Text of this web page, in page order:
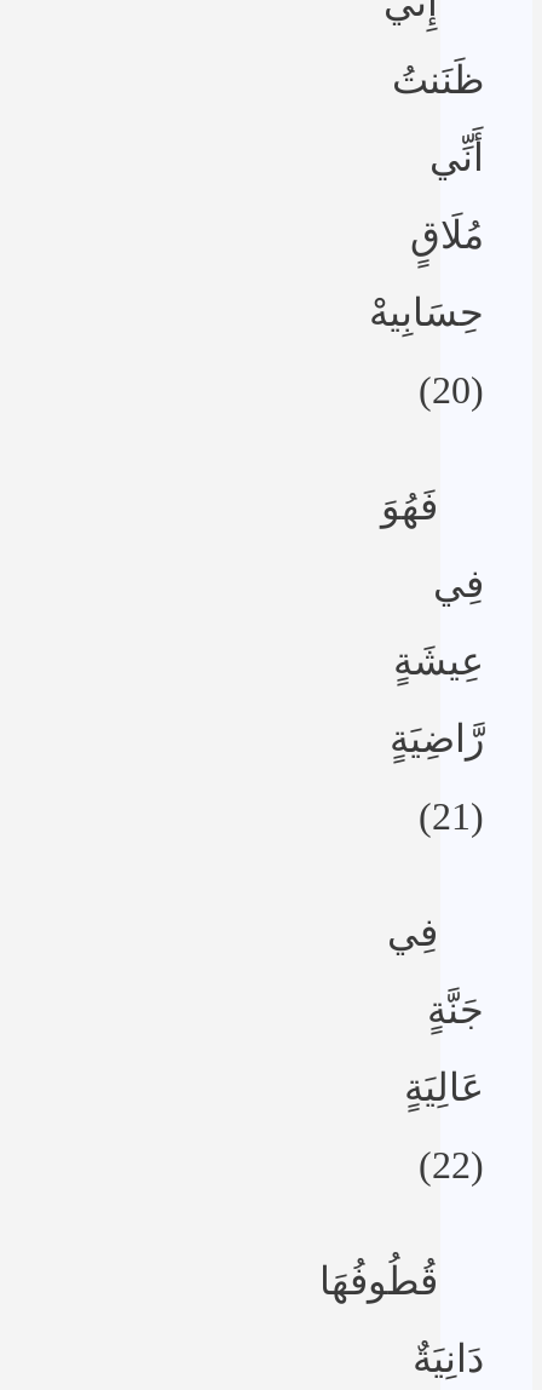
ظَنَنتُ
أَنِّي
مُلَاقٍ
حِسَابِيهْ
(20)
فَهُوَ
فِي
عِيشَةٍ
رَّاضِيَةٍ
(21)
فِي
جَنَّةٍ
عَالِيَةٍ
(22)
قُطُوفُهَا
دَانِيَةٌ